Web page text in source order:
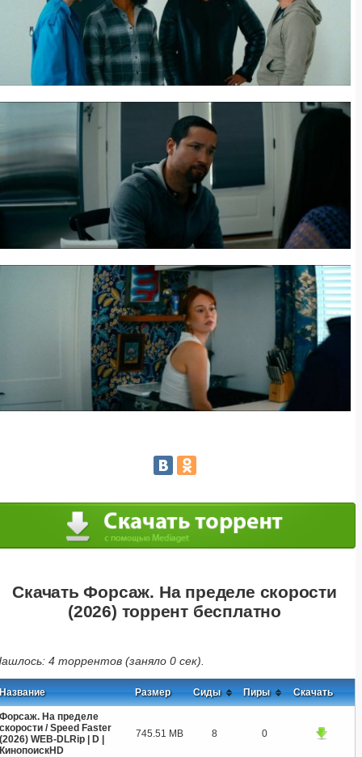
Скачать Форсаж. На пределе скорости
(2026) торрент бесплатно
4 торрентов (заняло 0 сек).
Название Размер Сиды Пиры Скачать
Форсаж. На пределе
скорости / Speed Faster
(2026) WEB-DLRip | D |
КинопоискHD
745.51 MB 8 0